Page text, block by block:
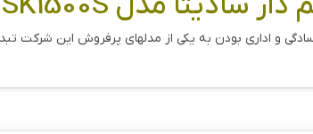
سادگی و اداری بودن به یکی از مدلهای پرفروش این شرکت